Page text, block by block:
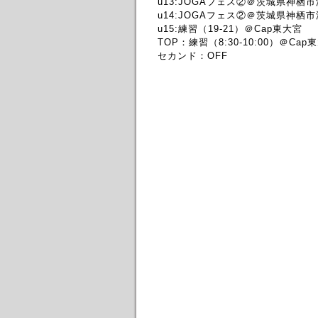
u14:JOGAフェス②＠茨城県神栖市
u15:練習（19-21）＠Cap東大宮
TOP：練習（8:30-10:00）＠Cap
セカンド：OFF